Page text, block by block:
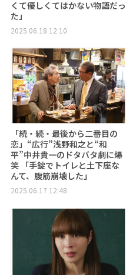
くて優しくてはかない物語だっ
た」
2025.06.18 12:10
「続・続・最後から二番目の
恋」“広行”浅野和之と“和
平”中井貴一のドタバタ劇に爆
笑 「手錠でトイレと土下座な
んて、腹筋崩壊した」
2025.06.17 12:48